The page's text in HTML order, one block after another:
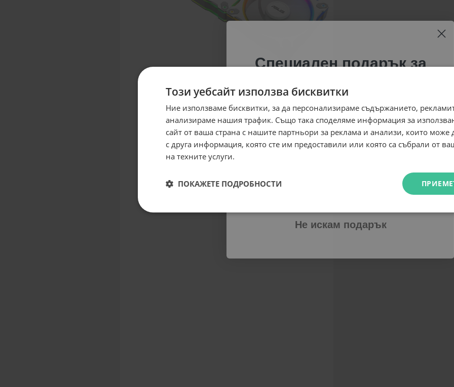
Този уебсайт използва бисквитки
Ние използваме бисквитки, за да персонализираме съдържанието,
анализираме нашия трафик. Също така споделяме информация за
сайт от ваша страна с нашите партньори за реклама и анализи, които може
с друга информация, която сте им предоставили или която са събрали от
на техните услуги.
ПОКАЖЕТЕ ПОДРОБНОСТИ
Специален подарък за
специални предложения само за теб като
въведеш само email адрес и получи отстъпка от
първата ти поръчка.
Email
Не искам подарък